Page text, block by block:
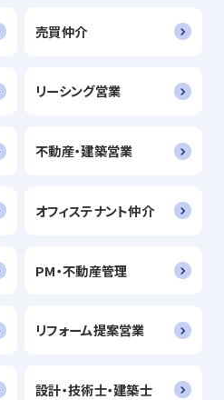
売買仲介
リーシング営業
不動産・建築営業
オフィステナント仲介
PM・不動産管理
リフォーム提案営業
設計・技術士・建築士